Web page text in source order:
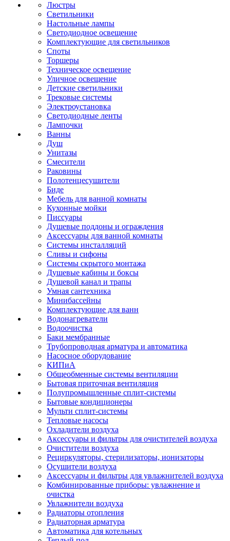
Люстры
Светильники
Настольные лампы
Светодиодное освещение
Комплектующие для светильников
Споты
Торшеры
Техническое освещение
Уличное освещение
Детские светильники
Трековые системы
Электроустановка
Светодиодные ленты
Лампочки
Ванны
Душ
Унитазы
Смесители
Раковины
Полотенцесушители
Биде
Мебель для ванной комнаты
Кухонные мойки
Писсуары
Душевые поддоны и ограждения
Аксессуары для ванной комнаты
Системы инсталляций
Сливы и сифоны
Системы скрытого монтажа
Душевые кабины и боксы
Душевой канал и трапы
Умная сантехника
Минибассейны
Комплектующие для ванн
Водонагреватели
Водоочистка
Баки мембранные
Трубопроводная арматура и автоматика
Насосное оборудование
КИПиА
Общеобменные системы вентиляции
Бытовая приточная вентиляция
Полупромышленные сплит-системы
Бытовые кондиционеры
Мульти сплит-системы
Тепловые насосы
Охладители воздуха
Аксессуары и фильтры для очистителей воздуха
Очистители воздуха
Рециркуляторы, стерилизаторы, ионизаторы
Осушители воздуха
Аксессуары и фильтры для увлажнителей воздуха
Комбинированные приборы: увлажнение и
очистка
Увлажнители воздуха
Радиаторы отопления
Радиаторная арматура
Автоматика для котельных